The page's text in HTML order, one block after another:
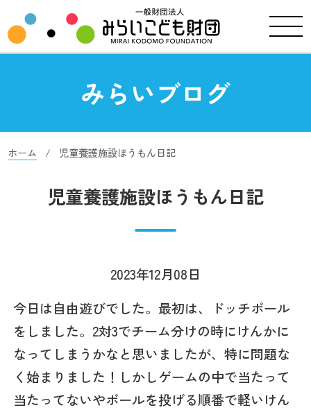
みらいブログ
ホーム 児童養護施設ほうもん日記
児童養護施設ほうもん日記
2023年12月08日
今日は自由遊びでした。最初は、ドッチボール
をしました。2対3でチーム分けの時にけんかに
なってしまうかなと思いましたが、特に問題な
く始まりました！しかしゲームの中で当たって
当たってないやボールを投げる順番で軽いけん